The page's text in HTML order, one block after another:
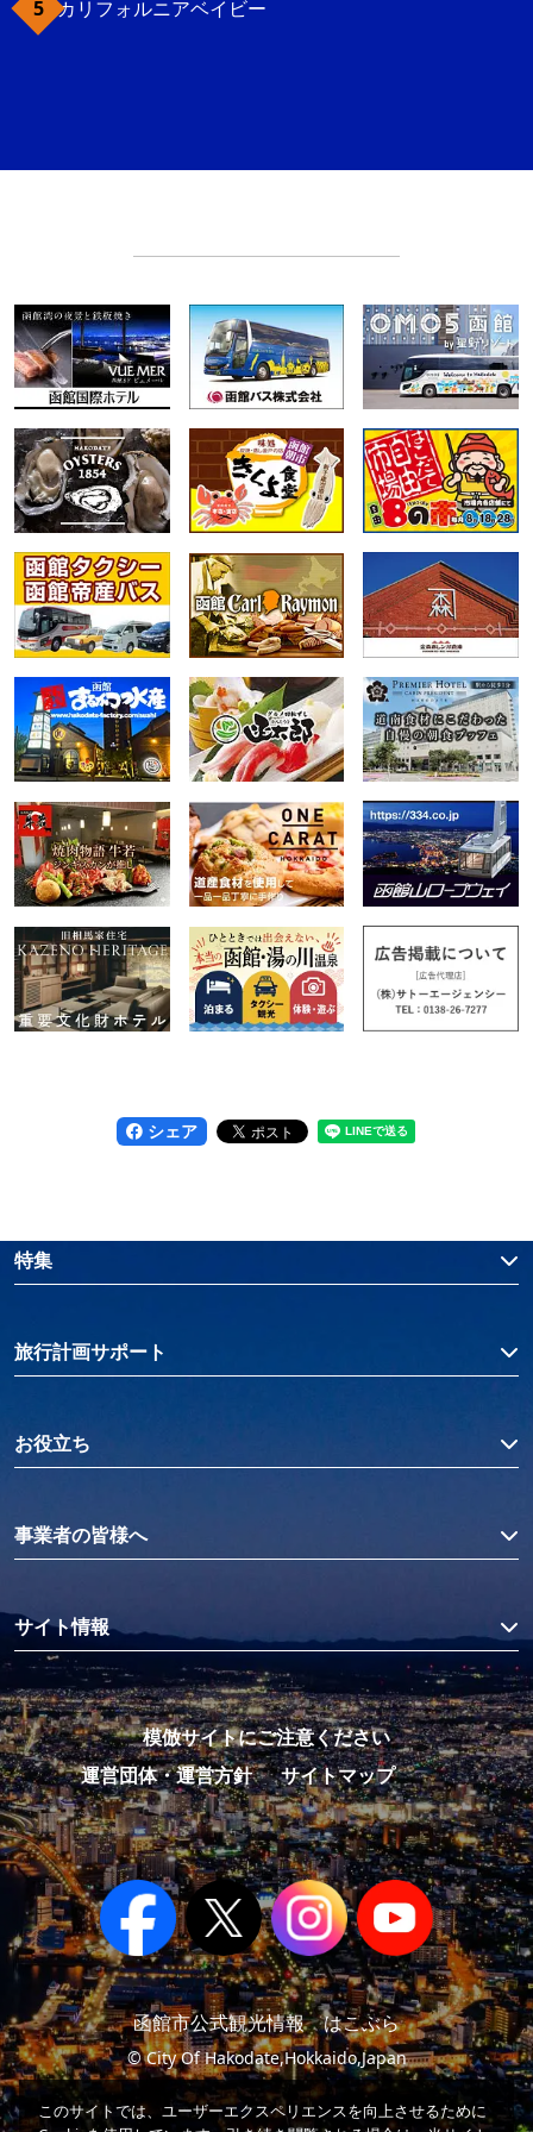
カリフォルニアベイビー
シェア
特集
旅行計画サポート
お役立ち
事業者の皆様へ
サイト情報
模倣サイトにご注意ください
運営団体・運営方針
サイトマップ
函館市公式観光情報 はこぶら
© City Of Hakodate,Hokkaido,Japan
このサイトでは、ユーザーエクスペリエンスを向上させるために